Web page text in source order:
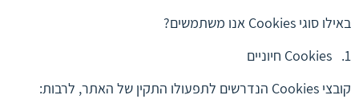
באילו סוגי Cookies אנו משתמשים?
1. Cookies חיוניים
קובצי Cookies הנדרשים לתפעולו התקין של האתר, לרבות: